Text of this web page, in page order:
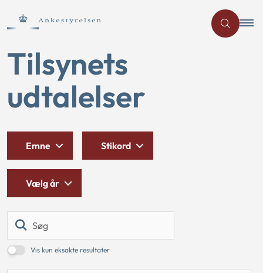
Tilsynets
udtalelser
Vis kun eksakte resultater
Emne Stikord
Vælg år